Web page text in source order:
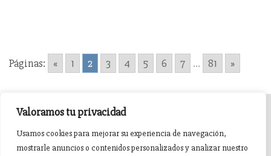
Valoramos tu privacidad
Usamos cookies para mejorar su experiencia de navegación,
mostrarle anuncios o contenidos personalizados y analizar nuestro
Páginas: « 1 2 3 4 5 6 7 ... 81 »
INICIO AGENDA
NOTICIAS DE PASIÓN